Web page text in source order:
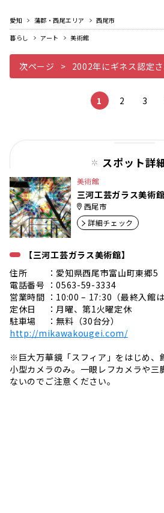
愛知 蒲郡・西尾エリア
西尾市
暮らし
アート 美術館
次ページ 2002年にギネス認定され
1 2 3
スポット詳
美術館
三河工芸ガラス美術館
西尾市
詳細チェック
【三河工芸ガラス美術館】
住所 ：愛知県西尾市富山町東郷5
電話番号 ：0563-59-3334
営業時間 ：10:00 – 17:30（最終入館は
定休日 ：月曜、第1火曜定休
駐車場 ：無料（30台分）
http://mikawakougei.com/
※巨大万華鏡「スフィア」をはじめ、
小型カメラのみ。一眼レフカメラや三
ないのでご注意ください。